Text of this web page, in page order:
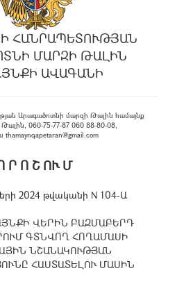
ՀԱՆՐԱՊԵՏՈՒԹՅԱՆ
ՄԱՐԶԻ ԹԱԼԻՆ
ԱՎԱԳԱՆԻ
Արագածոտնի մարզի Թալին համայնք
060-75-77-87 060 88-80-08,
thamaynqapetaran@gmail.com
Ր Ո Շ ՈՒ Մ
2024 թվականի N 104-Ա
ՎԵՐԻՆ ԲԱԶՄԱԲԵՐԴ
ԳՏՆՎՈՂ ՀՈՂԱՄԱՍԻ
ՆՇԱՆԱԿՈՒԹՅԱՆ
ՀԱՍՏԱՏԵԼՈՒ ՄԱՍԻՆ